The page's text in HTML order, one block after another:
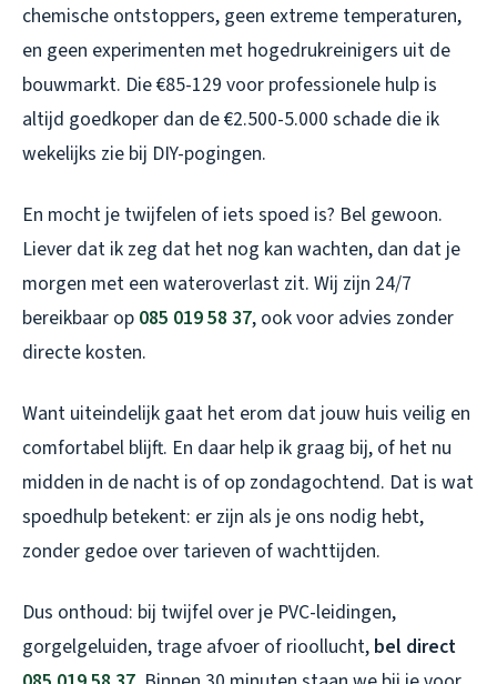
chemische ontstoppers, geen extreme temperaturen,
en geen experimenten met hogedrukreinigers uit de
bouwmarkt. Die €85-129 voor professionele hulp is
altijd goedkoper dan de €2.500-5.000 schade die ik
wekelijks zie bij DIY-pogingen.
En mocht je twijfelen of iets spoed is? Bel gewoon.
Liever dat ik zeg dat het nog kan wachten, dan dat je
morgen met een wateroverlast zit. Wij zijn 24/7
bereikbaar op 085 019 58 37, ook voor advies zonder
directe kosten.
Want uiteindelijk gaat het erom dat jouw huis veilig en
comfortabel blijft. En daar help ik graag bij, of het nu
midden in de nacht is of op zondagochtend. Dat is wat
spoedhulp betekent: er zijn als je ons nodig hebt,
zonder gedoe over tarieven of wachttijden.
Dus onthoud: bij twijfel over je PVC-leidingen,
gorgelgeluiden, trage afvoer of rioollucht, bel direct